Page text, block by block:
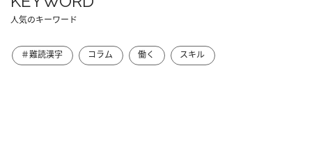
人気のキーワード
＃難読漢字 コラム 働く スキル